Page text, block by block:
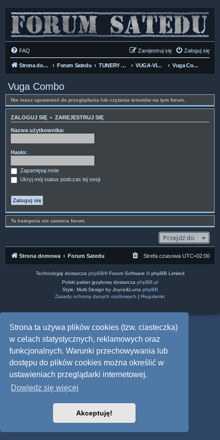
Strona ta używa plików cookies (tzw. ciasteczka)
w celach statystycznych, reklamowych oraz
funkcjonalnych. Warunki przechowywania lub
dostępu do plików cookies można określić w
ustawieniach przeglądarki internetowej.
Dowiedz się więcej
Akceptuję!
FAQ Zaloguj się
Zarejestruj się
Strona domowa Forum Satedu TUNERY SAT HD-LINUX VUGA-VIARK Vuga Combo
Vuga Combo
Nie masz uprawnień do przeglądania lub czytania tematów na tym forum.
ZALOGUJ SIĘ • ZAREJESTRUJ SIĘ
Nazwa użytkownika:
Hasło:
Zapamiętaj mnie
Ukryj mój status podczas tej sesji
Ta kategoria nie zawiera forum.
Przejdź do
Strona domowa Forum Satedu Strefa czasowa UTC+02:00
Technologię dostarcza phpBB® Forum Software © phpBB Limited
Polski pakiet językowy dostarcza phpBB.pl
Style: Multi Design by Joyce&Luna phpBB
Zasady ochrony danych osobowych | Regulamin